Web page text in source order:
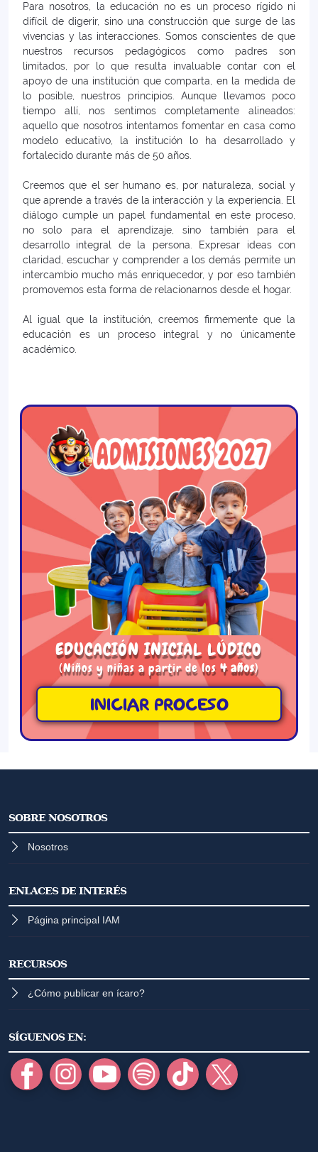
Para nosotros, la educación no es un proceso rígido ni
difícil de digerir, sino una construcción que surge de las
vivencias y las interacciones. Somos conscientes de que
nuestros recursos pedagógicos como padres son
limitados, por lo que resulta invaluable contar con el
apoyo de una institución que comparta, en la medida de
lo posible, nuestros principios. Aunque llevamos poco
tiempo allí, nos sentimos completamente alineados:
aquello que nosotros intentamos fomentar en casa como
modelo educativo, la institución lo ha desarrollado y
fortalecido durante más de 50 años.
Creemos que el ser humano es, por naturaleza, social y
que aprende a través de la interacción y la experiencia. El
diálogo cumple un papel fundamental en este proceso,
no solo para el aprendizaje, sino también para el
desarrollo integral de la persona. Expresar ideas con
claridad, escuchar y comprender a los demás permite un
intercambio mucho más enriquecedor, y por eso también
promovemos esta forma de relacionarnos desde el hogar.
Al igual que la institución, creemos firmemente que la
educación es un proceso integral y no únicamente
académico.
EDUCACIÓN INICIAL LÚDICO
(Niños y niñas a partir de los 4 años)
INICIAR PROCESO
SOBRE NOSOTROS
Nosotros
ENLACES DE INTERÉS
Página principal IAM
RECURSOS
¿Cómo publicar en ícaro?
SÍGUENOS EN: